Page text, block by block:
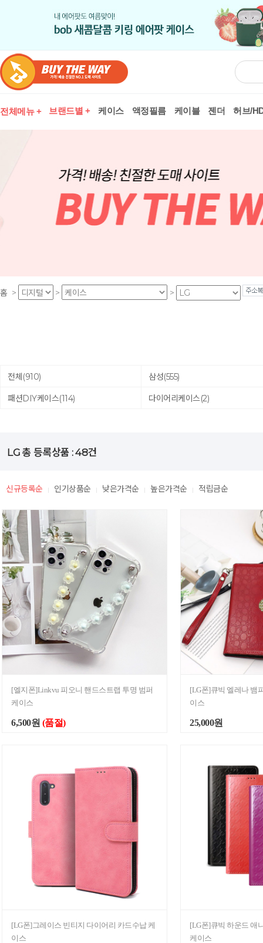
전체메뉴 + 브랜드별 + 케이스 액정필름 케이블 젠더 허브/
홈 > > >
전체(910) 삼성(555)
패션DIY케이스(114) 다이어리케이스(2)
LG 총 등록상품 :48건
신규등록순 | 인기상품순 | 낮은가격순 | 높은가격순 | 적립금순
[엘지폰]Linkvu 피오니 핸드스트랩 투명 범퍼
케이스
6,500원 (품절)
[LG폰]큐빅 엘레나 뱀
이스
25,000원
[LG폰]그레이스 빈티지 다이어리 카드수납 케
이스
[LG폰]큐빅 하운드 애
케이스